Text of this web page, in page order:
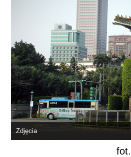
Zdjęcia